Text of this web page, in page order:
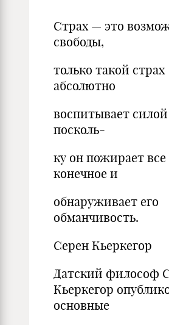
Страх — это
свободы,
только такой страх
абсолютно
воспитывает
посколь-
ку он пожирает все
конечное и
обнаруживает его
обманчивость.
Серен Кьеркегор
Датский философ
Кьеркегор
основные